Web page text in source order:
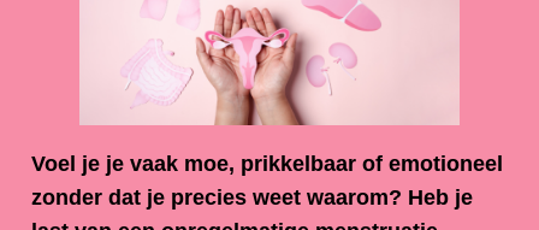
Voel je je vaak moe, prikkelbaar of emotioneel
zonder dat je precies weet waarom? Heb je